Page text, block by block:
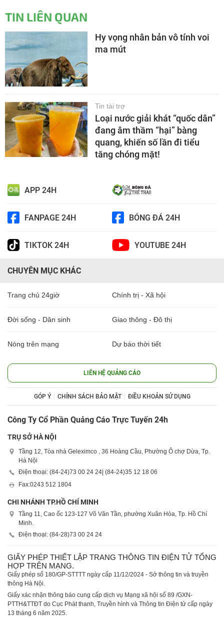
TIN LIÊN QUAN
Hy vọng nhân bản vô tính voi
ma mút
Tin tài trợ
Loại nước giải khát “quốc dân”
đang âm thầm “hại” bàng
quang, khiến số lần đi tiểu
tăng chóng mặt!
APP 24H
FANPAGE 24H BÓNG ĐÁ 24H
TIKTOK 24H YOUTUBE 24H
CHUYÊN MỤC KHÁC
Trang chủ 24giờ Chính trị - Xã hội
Đời sống - Dân sinh Giao thông - Đô thị
Nóng trên mạng Dự báo thời tiết
LIÊN HỆ QUẢNG CÁO
GÓP Ý CHÍNH SÁCH BẢO MẬT ĐIỀU KHOẢN SỬ DỤNG
Công Ty Cổ Phần Quảng Cáo Trực Tuyến 24h
TRỤ SỞ HÀ NỘI
Tầng 12, Tòa nhà Geleximco , 36 Hoàng Cầu, Phường Ô chợ Dừa, Tp.
Hà Nội
Điện thoại: (84-24)73 00 24 24 | (84-24)35 12 18 06
Fax:0243 512 1804
CHI NHÁNH TP.HỒ CHÍ MINH
Tầng 11, Cao ốc 123-127 Võ Văn Tần, phường Xuân Hòa, Tp. Hồ Chí
Minh.
Điện thoại: (84-28)73 00 24 24
GIẤY PHÉP THIẾT LẬP TRANG THÔNG TIN ĐIỆN TỬ TỔNG
HỢP TRÊN MẠNG.
Giấy phép số 180/GP-STTTT ngày cấp 11/12/2024 - Sở thông tin và truyền
thông Hà Nội.
Giấy xác nhận thông báo cung cấp dịch vụ Mạng xã hội số 89 /GXN-
PTTH&TTĐT do Cục Phát thanh, Truyền hình và Thông tin Điện tử cấp ngày
13 tháng 6 năm 2025.